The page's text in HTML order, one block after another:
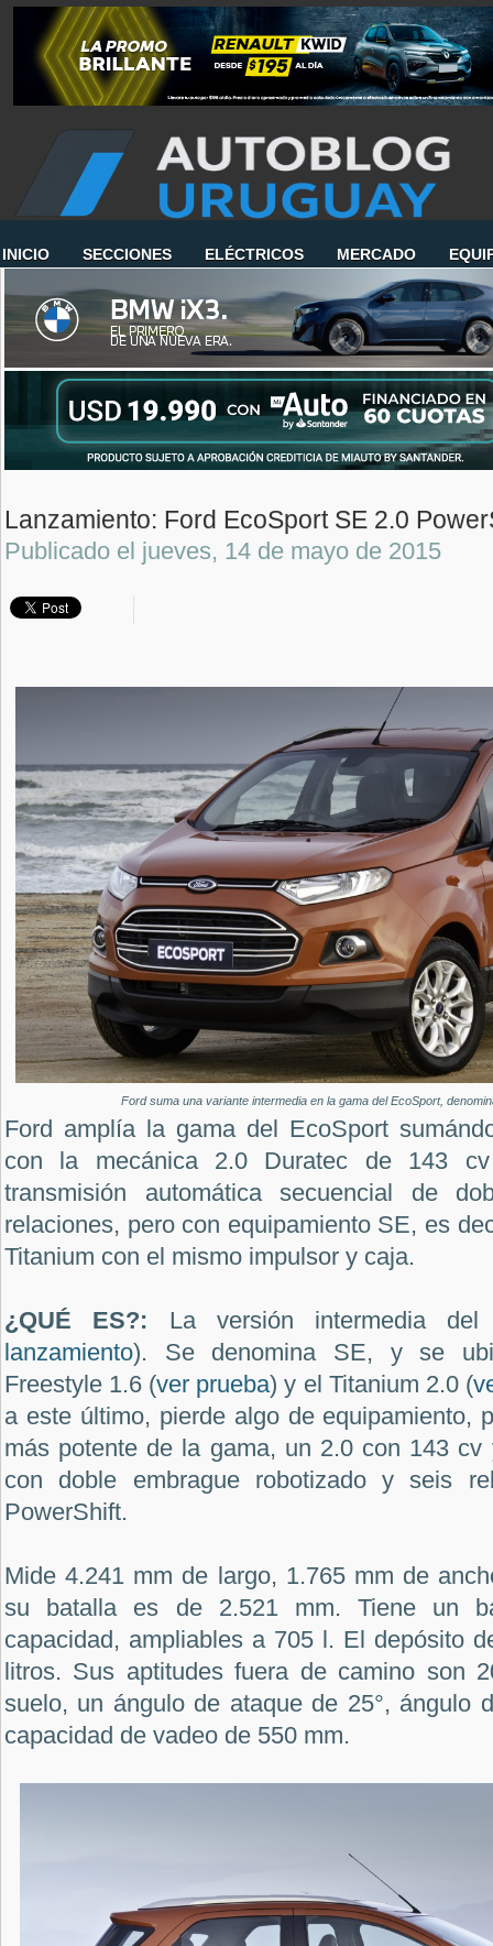
INICIO SECCIONES ELÉCTRICOS MERCADO
Lanzamiento: Ford EcoSport SE 2.0
Publicado el jueves, 14 de mayo de 2015
Ford suma una variante intermedia en la gama del EcoSport,
Ford amplía la gama del EcoSport
con la mecánica 2.0 Duratec de 143
transmisión automática secuencial de
relaciones, pero con equipamiento SE, es
Titanium con el mismo impulsor y caja.
¿QUÉ ES?: La versión intermedia
lanzamiento). Se denomina SE, y se
Freestyle 1.6 (ver prueba) y el Titanium 2.0 (
a este último, pierde algo de equipamiento,
más potente de la gama, un 2.0 con 143 cv
con doble embrague robotizado y seis
PowerShift.
Mide 4.241 mm de largo, 1.765 mm de
su batalla es de 2.521 mm. Tiene un
capacidad, ampliables a 705 l. El depósito
litros. Sus aptitudes fuera de camino son
suelo, un ángulo de ataque de 25°, ángulo
capacidad de vadeo de 550 mm.